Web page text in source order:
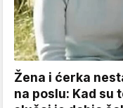
Žena i ćerka
na poslu: Kad su